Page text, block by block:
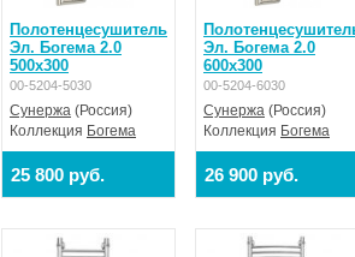
Полотенцесушитель
Эл. Богема 2.0
500х300
00-5204-5030
Сунержа (Россия)
Коллекция Богема
25 800 руб.
Эл. Богема 2.0
600х300
00-5204-6030
Сунержа (Россия)
Коллекция Богема
26 900 руб.